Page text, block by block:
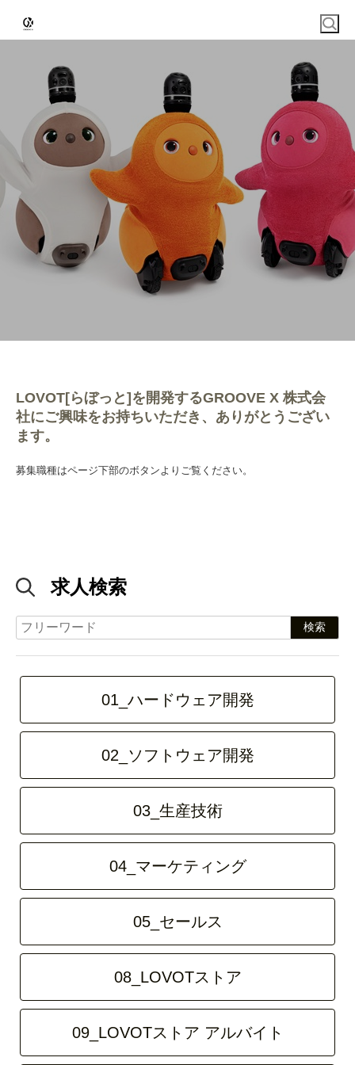
LOVOT[らぼっと]を開発するGROOVE X 株式会
社にご興味をお持ちいただき、ありがとうござい
ます。
募集職種はページ下部のボタンよりご覧ください。
求人検索
01_ハードウェア開発
02_ソフトウェア開発
03_生産技術
04_マーケティング
05_セールス
08_LOVOTストア
09_LOVOTストア アルバイト